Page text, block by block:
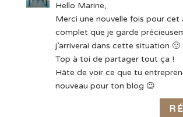
Hello Marine,
Merci une nouvelle fois pour cet
complet que je garde
j’arriverai dans cette situation 🙂
Top à toi de partager tout ça !
Hâte de voir ce que tu
nouveau pour ton blog 😉